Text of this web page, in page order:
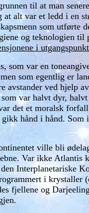
til at man
alt var et ledd i en
som
og teknologien
i
som var en
som egentlig er
avstander ved hjelp
var halvt dyr,
det et moralsk
hånd i hånd.
ville bli
Var ikke Atlantis
Interplanetariske
i krystaller
fjellene og